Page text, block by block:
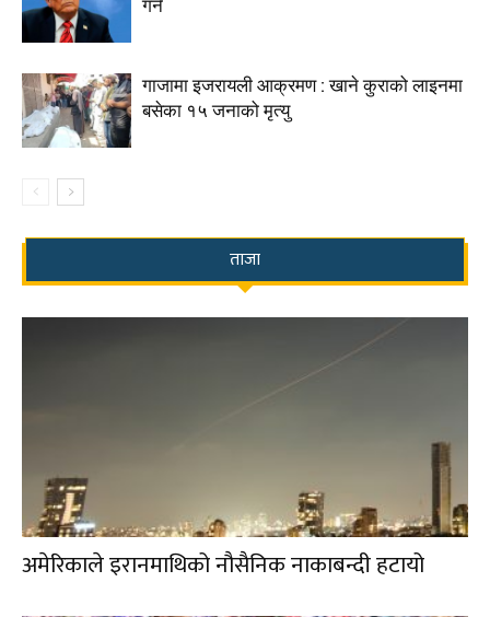
गर्ने
गाजामा इजरायली आक्रमण : खाने कुराको लाइनमा
बसेका १५ जनाको मृत्यु
ताजा
अमेरिकाले इरानमाथिको नौसैनिक नाकाबन्दी हटायो